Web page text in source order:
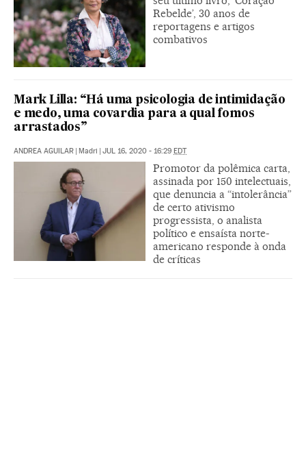
Rebelde’, 30 anos de
reportagens e artigos
combativos
Mark Lilla: “Há uma psicologia de intimidação
e medo, uma covardia para a qual fomos
arrastados”
ANDREA AGUILAR | Madri | JUL 16, 2020 - 16:29 EDT
Promotor da polêmica carta,
assinada por 150 intelectuais,
que denuncia a “intolerância”
de certo ativismo
progressista, o analista
político e ensaísta norte-
americano responde à onda
de críticas